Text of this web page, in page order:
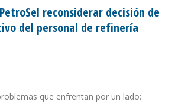
reconsiderar decisión de
del personal de refinería
que enfrentan por un lado: